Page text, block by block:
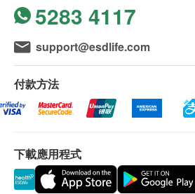
際機場等
西貢區 : 西貢市中心、白沙灣
以及所有禁區, 口岸區, 迪士尼,
密度住宅區
一般條款 :
貨時間會於確認訂單時提供。
運送時間會因節日(例如：聖
活節)而有所影響。
5283 4117
support@esdlife.com
付款方法
下載應用程式